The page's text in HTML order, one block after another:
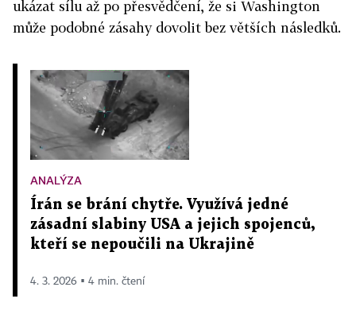
ukázat sílu až po přesvědčení, že si Washington
může podobné zásahy dovolit bez větších následků.
ANALÝZA
Írán se brání chytře. Využívá jedné
zásadní slabiny USA a jejich spojenců,
kteří se nepoučili na Ukrajině
4. 3. 2026 ▪ 4 min. čtení